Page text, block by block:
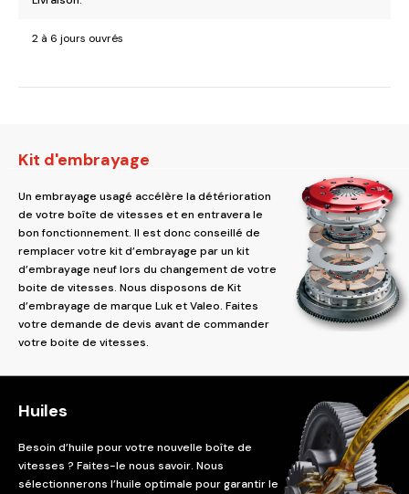
2 à 6 jours ouvrés
Kit d'embrayage
Un embrayage usagé accélère la détérioration
de votre boîte de vitesses et en entravera le
bon fonctionnement. Il est donc conseillé de
remplacer votre kit d’embrayage par un kit
d’embrayage neuf lors du changement de votre
boite de vitesses. Nous disposons de Kit
d’embrayage de marque Luk et Valeo. Faites
votre demande de devis avant de commander
votre boite de vitesses.
Huiles
Besoin d’huile pour votre nouvelle boîte de
vitesses ? Faites-le nous savoir. Nous
sélectionnerons l’huile optimale pour garantir le